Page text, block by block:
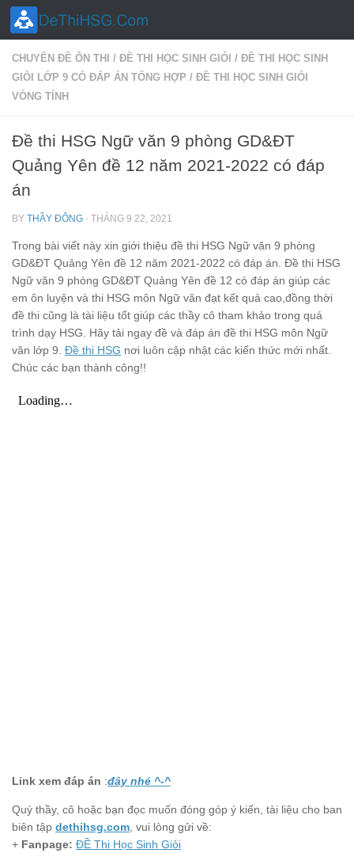
Skip to content
CHUYÊN ĐỀ ÔN THI / ĐỀ THI HỌC SINH GIỎI / ĐỀ THI HỌC SINH
GIỎI LỚP 9 CÓ ĐÁP ÁN TỔNG HỢP / ĐỀ THI HỌC SINH GIỎI
VÒNG TỈNH
Đề thi HSG Ngữ văn 9 phòng GD&ĐT
Quảng Yên đề 12 năm 2021-2022 có đáp
án
BY THẦY ĐÔNG · THÁNG 9 22, 2021
Trong bài viết này xin giới thiệu đề thi HSG Ngữ văn 9 phòng
GD&ĐT Quảng Yên đề 12 năm 2021-2022 có đáp án. Đề thi HSG
Ngữ văn 9 phòng GD&ĐT Quảng Yên đề 12 có đáp án giúp các
em ôn luyện và thi HSG môn Ngữ văn đạt kết quả cao,đồng thời
đề thi cũng là tài liệu tốt giúp các thầy cô tham khảo trong quá
trình dạy HSG. Hãy tải ngay đề và đáp án đề thi HSG môn Ngữ
văn lớp 9. Đề thi HSG nơi luôn cập nhật các kiến thức mới nhất.
Chúc các bạn thành công!!
Link xem đáp án :đây nhé ^-^
Quý thầy, cô hoặc bạn đọc muốn đóng góp ý kiến, tài liệu cho ban
biên tập dethihsg.com, vui lòng gửi về:
+ Fanpage: ĐỀ Thi Học Sinh Giỏi